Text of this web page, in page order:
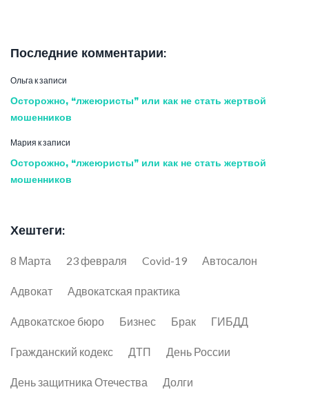
Последние комментарии:
Ольга к записи
Осторожно, “лжеюристы” или как не стать жертвой
мошенников
Мария к записи
Осторожно, “лжеюристы” или как не стать жертвой
мошенников
Хештеги:
8 Марта 23 февраля Covid-19 Автосалон
Адвокат Адвокатская практика
Адвокатское бюро Бизнес Брак ГИБДД
Гражданский кодекс ДТП День России
День защитника Отечества Долги